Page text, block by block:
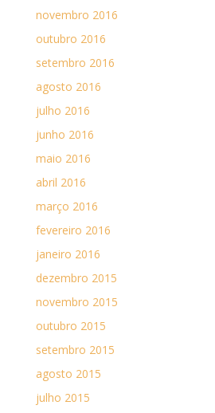
novembro 2016
outubro 2016
setembro 2016
agosto 2016
julho 2016
junho 2016
maio 2016
abril 2016
março 2016
fevereiro 2016
janeiro 2016
dezembro 2015
novembro 2015
outubro 2015
setembro 2015
agosto 2015
julho 2015